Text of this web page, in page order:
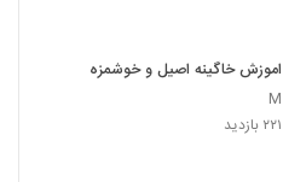
اموزش خاگینه اصیل و خوشمزه
M
۲۲۱ بازدید